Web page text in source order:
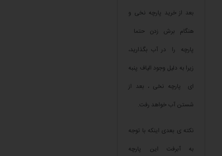
بعد از خرید پارچه نخی و
هنگام برش زدن حتما
پارچه را در آب بگذارید،
زیرا به دلیل وجود الیاف پنبه
ای پارچه نخی ، بعد از
شستن آب خواهد رفت.
نکته ی بعدی اینکه با توجه
به آبرفت این پارچه